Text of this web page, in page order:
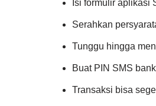
Isi formulir aplikasi
Serahkan
Tunggu hingga
Buat PIN SMS
Transaksi bisa